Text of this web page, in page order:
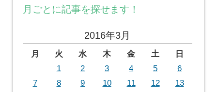
月ごとに記事を探せます！
2016年3月
月 火 水 木 金 土
日
1
2 3 4 5
6
7
8 9 10 11 12
13